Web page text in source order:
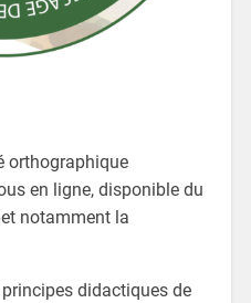
orthographique
en ligne, disponible du
notamment la
didactiques de